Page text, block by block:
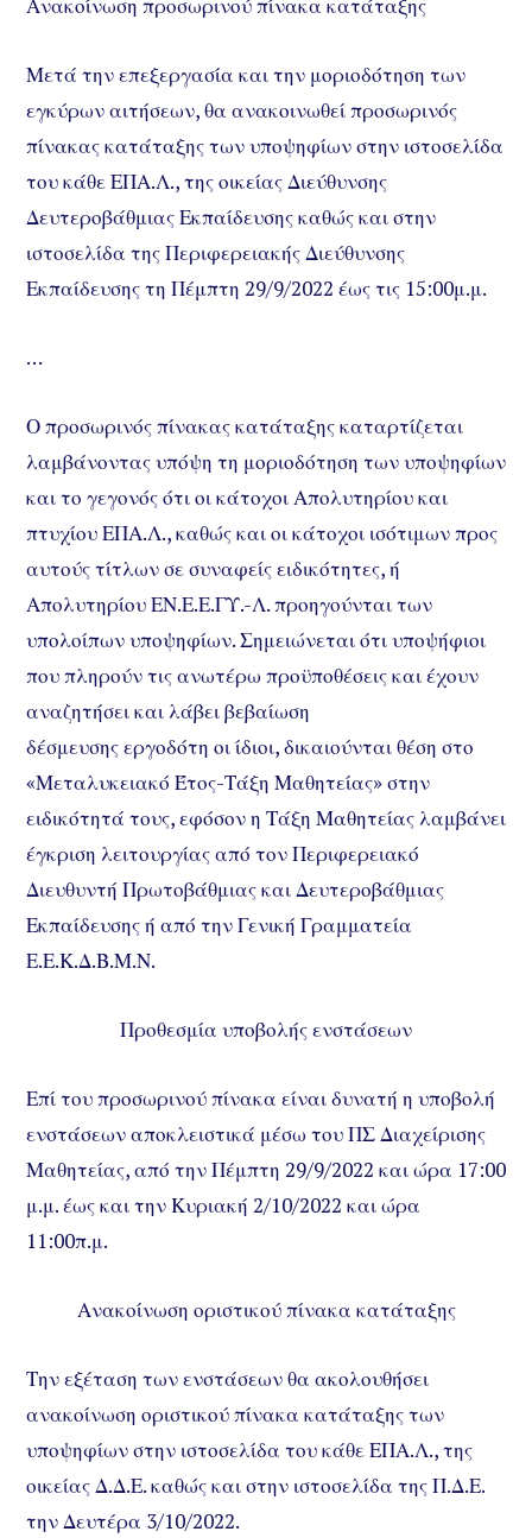
Μετά την επεξεργασία και την μοριοδότηση των
εγκύρων αιτήσεων, θα ανακοινωθεί προσωρινός
πίνακας κατάταξης των υποψηφίων στην ιστοσελίδα
του κάθε ΕΠΑ.Λ., της οικείας Διεύθυνσης
Δευτεροβάθμιας Εκπαίδευσης καθώς και στην
ιστοσελίδα της Περιφερειακής Διεύθυνσης
Εκπαίδευσης τη Πέμπτη 29/9/2022 έως τις 15:00μ.μ.
…
Ο προσωρινός πίνακας κατάταξης καταρτίζεται
λαμβάνοντας υπόψη τη μοριοδότηση των υποψηφίων
και το γεγονός ότι οι κάτοχοι Απολυτηρίου και
πτυχίου ΕΠΑ.Λ., καθώς και οι κάτοχοι ισότιμων προς
αυτούς τίτλων σε συναφείς ειδικότητες, ή
Απολυτηρίου ΕΝ.Ε.Ε.ΓΥ.-Λ. προηγούνται των
υπολοίπων υποψηφίων. Σημειώνεται ότι υποψήφιοι
που πληρούν τις ανωτέρω προϋποθέσεις και έχουν
αναζητήσει και λάβει βεβαίωση
δέσμευσης εργοδότη οι ίδιοι, δικαιούνται θέση στο
«Μεταλυκειακό Έτος-Τάξη Μαθητείας» στην
ειδικότητά τους, εφόσον η Τάξη Μαθητείας λαμβάνει
έγκριση λειτουργίας από τον Περιφερειακό
Διευθυντή Πρωτοβάθμιας και Δευτεροβάθμιας
Εκπαίδευσης ή από την Γενική Γραμματεία
Ε.Ε.Κ.Δ.Β.Μ.Ν.
Προθεσμία υποβολής ενστάσεων
Επί του προσωρινού πίνακα είναι δυνατή η υποβολή
ενστάσεων αποκλειστικά μέσω του ΠΣ Διαχείρισης
Μαθητείας, από την Πέμπτη 29/9/2022 και ώρα 17:00
μ.μ. έως και την Κυριακή 2/10/2022 και ώρα
11:00π.μ.
Ανακοίνωση οριστικού πίνακα κατάταξης
Την εξέταση των ενστάσεων θα ακολουθήσει
ανακοίνωση οριστικού πίνακα κατάταξης των
υποψηφίων στην ιστοσελίδα του κάθε ΕΠΑ.Λ., της
οικείας Δ.Δ.Ε. καθώς και στην ιστοσελίδα της Π.Δ.Ε.
την Δευτέρα 3/10/2022.